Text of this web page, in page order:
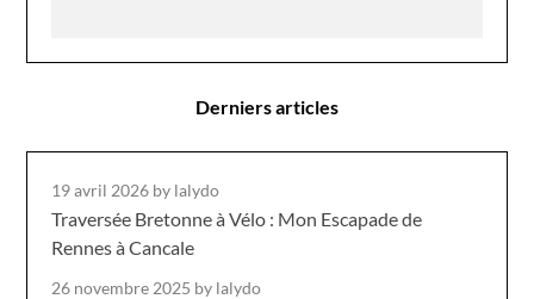
Derniers articles
19 avril 2026 by lalydo
Traversée Bretonne à Vélo : Mon Escapade de
Rennes à Cancale
26 novembre 2025 by lalydo